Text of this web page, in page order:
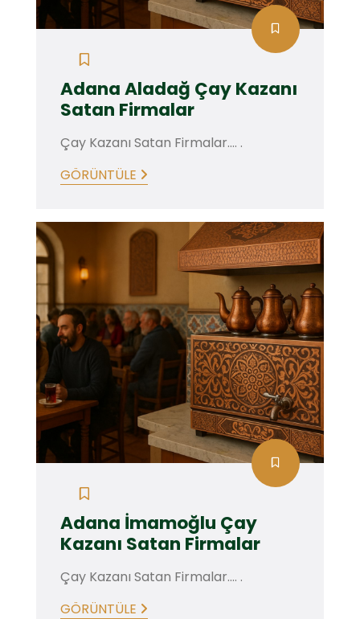
Adana Aladağ Çay Kazanı
Satan Firmalar
Çay Kazanı Satan Firmalar.... .
GÖRÜNTÜLE
Adana İmamoğlu Çay
Kazanı Satan Firmalar
Çay Kazanı Satan Firmalar.... .
GÖRÜNTÜLE